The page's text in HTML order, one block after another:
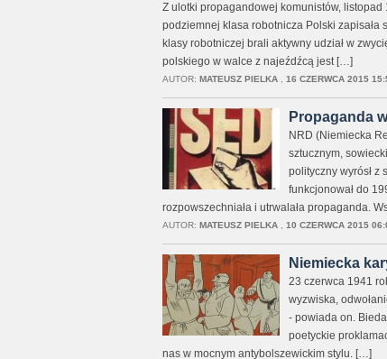
Z ulotki propagandowej komunistów, listopad
podziemnej klasa robotnicza Polski zapisała
klasy robotniczej brali aktywny udział w
polskiego w walce z najeźdźcą jest […]
AUTOR: MATEUSZ PIELKA, 16 CZERWCA 2015
Propaganda
NRD (Niemiecka
sztucznym,
polityczny wyrósł z
funkcjonował do
rozpowszechniała i utrwalała propaganda.
AUTOR: MATEUSZ PIELKA, 10 CZERWCA 2015
Niemiecka
23 czerwca 1941
wyzwiska,
- powiada on.
poetyckie
nas w mocnym antybolszewickim stylu. […]